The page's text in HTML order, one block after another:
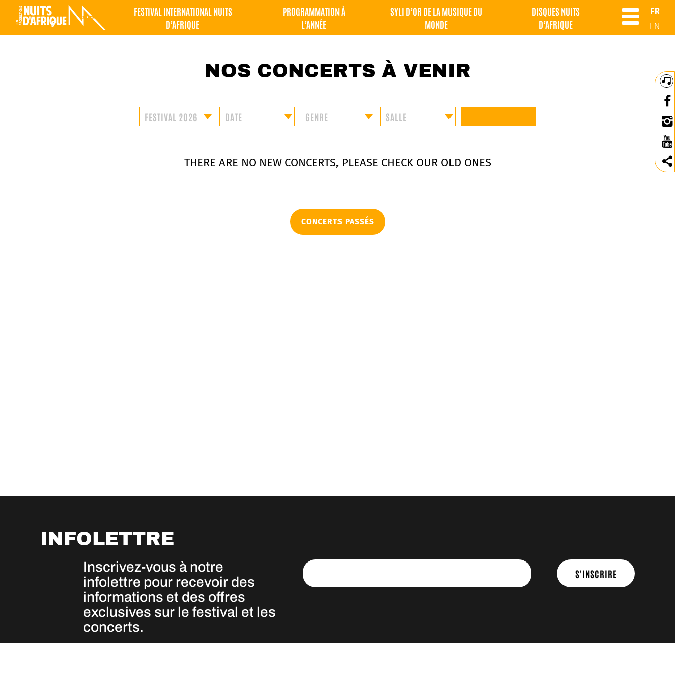
FESTIVAL INTERNATIONAL NUITS
D’AFRIQUE
PROGRAMMATION À
L’ANNÉE
SYLI D’OR DE LA MUSIQUE DU
MONDE
DISQUES NUITS
D’AFRIQUE
FR
EN
NOS CONCERTS À VENIR
THERE ARE NO NEW CONCERTS, PLEASE CHECK OUR OLD ONES
CONCERTS PASSÉS
INFOLETTRE
Inscrivez-vous à notre
infolettre pour recevoir des
informations et des offres
exclusives sur le festival et les
concerts.
S'INSCRIRE